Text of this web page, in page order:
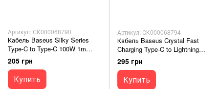
Артикул: СК000068790
Кабель Baseus Silky Series
Type-C to Type-C 100W 1m
black
205 грн
Купить
Артикул: СК000068794
Кабель Baseus Crystal Fast
Charging Type-C to Lightning
20W 1m white
295 грн
Купить